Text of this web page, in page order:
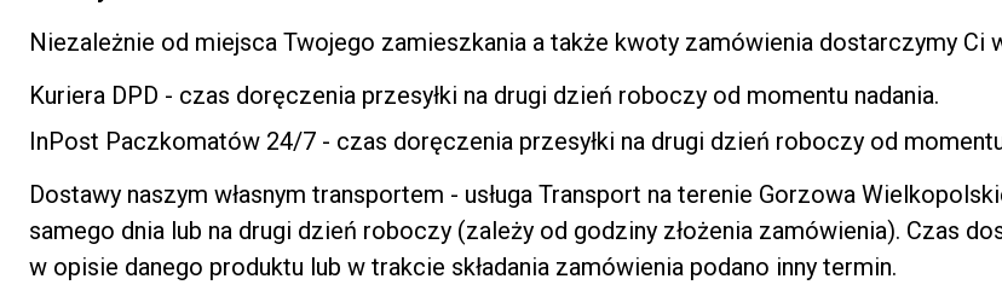
Niezależnie od miejsca Twojego zamieszkania a także kwoty zamówienia dostarczymy Ci
Kuriera DPD - czas doręczenia przesyłki na drugi dzień roboczy od momentu nadania.
InPost Paczkomatów 24/7 - czas doręczenia przesyłki na drugi dzień roboczy od
Dostawy naszym własnym transportem - usługa Transport na terenie Gorzowa
samego dnia lub na drugi dzień roboczy (zależy od godziny złożenia zamówienia). Czas
w opisie danego produktu lub w trakcie składania zamówienia podano inny termin.